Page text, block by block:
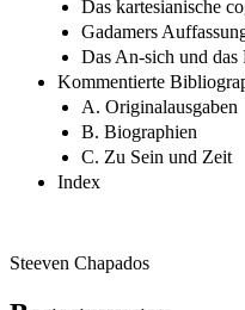
Das kartesianische
Gadamers
Das An-sich und das
Kommentierte
A. Originalausgaben
B. Biographien
C. Zu Sein und Zeit
Index
Steeven Chapados